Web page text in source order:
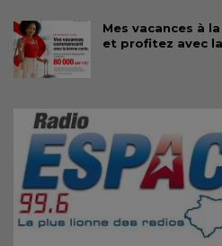
Mes vacances à
et profitez avec